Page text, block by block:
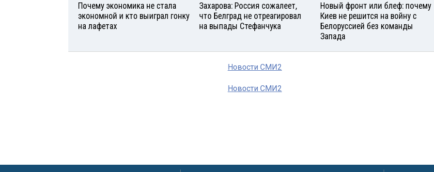
Почему экономика не стала
экономной и кто выиграл гонку
на лафетах
Захарова: Россия сожалеет,
что Белград не отреагировал
на выпады Стефанчука
Новый фронт или блеф: почему
Киев не решится на войну с
Белоруссией без команды
Запада
Новости СМИ2
Новости СМИ2